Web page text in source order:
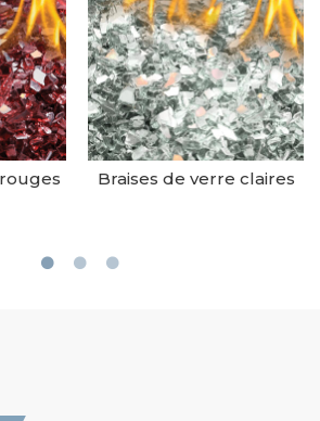
Braises de verre claires